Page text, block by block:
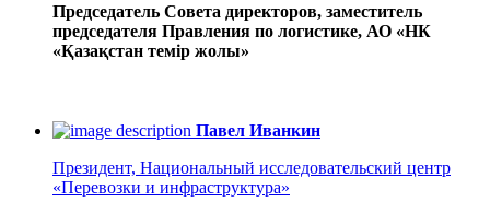
Председатель Совета директоров, заместитель
председателя Правления по логистике, АО «НК
«Қазақстан темір жолы»
Павел Иванкин
Президент, Национальный исследовательский центр
«Перевозки и инфраструктура»